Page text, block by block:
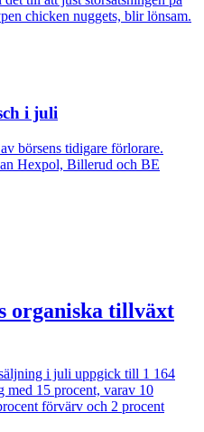
chicken nuggets, blir lönsam.
i juli
börsens tidigare förlorare.
Hexpol, Billerud och BE
organiska tillväxt
i juli uppgick till 1 164
15 procent, varav 10
förvärv och 2 procent